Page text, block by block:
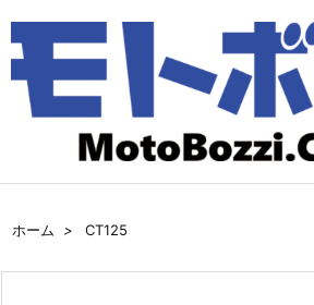
ホーム > CT125